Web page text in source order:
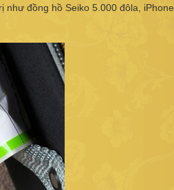
đồng hồ Seiko 5.000 đôla, iPhone,